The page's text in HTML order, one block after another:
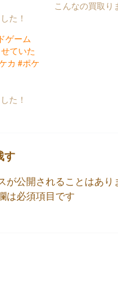
た！
こんなの買取り
ゲーム
ていた
カ #ポケ
た！
す
が公開されることはあり
は必須項目です